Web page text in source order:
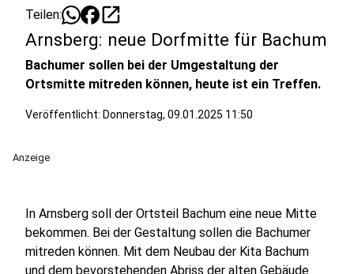
Teilen: open_in_new
Arnsberg: neue Dorfmitte für Bachum
Bachumer sollen bei der Umgestaltung der
Ortsmitte mitreden können, heute ist ein Treffen.
Veröffentlicht: Donnerstag, 09.01.2025 11:50
Anzeige
In Arnsberg soll der Ortsteil Bachum eine neue Mitte
bekommen. Bei der Gestaltung sollen die Bachumer
mitreden können. Mit dem Neubau der Kita Bachum
und dem bevorstehenden Abriss der alten Gebäude